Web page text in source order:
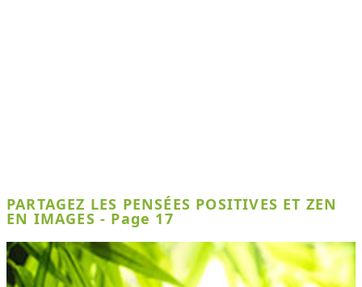
PARTAGEZ LES PENSÉES POSITIVES ET ZEN
EN IMAGES - Page 17